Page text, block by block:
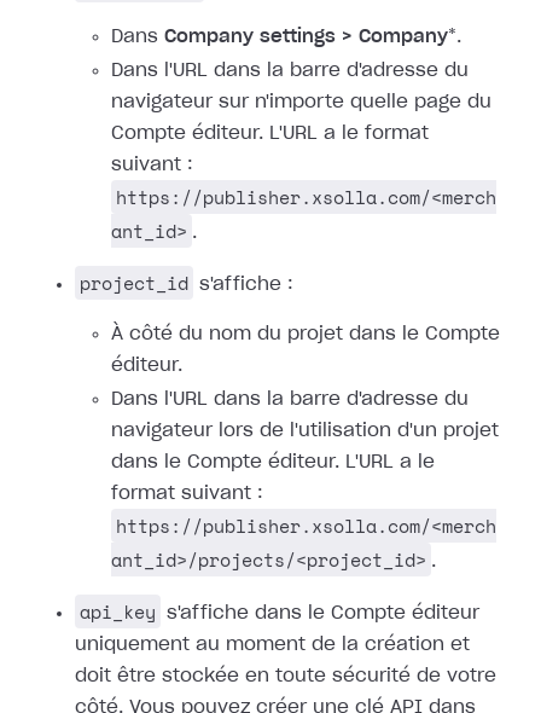
Dans Company settings > Company*.
Dans l'URL dans la barre d'adresse du
navigateur sur n'importe quelle page du
Compte éditeur. L'URL a le format
suivant :
https://publisher.xsolla.com/<merch
ant_id> .
project_id s'affiche :
À côté du nom du projet dans le Compte
éditeur.
Dans l'URL dans la barre d'adresse du
navigateur lors de l'utilisation d'un projet
dans le Compte éditeur. L'URL a le
format suivant :
https://publisher.xsolla.com/<merch
ant_id>/projects/<project_id> .
api_key
s'affiche dans le Compte éditeur
uniquement au moment de la création et
doit être stockée en toute sécurité de votre
côté. Vous pouvez créer une clé API dans